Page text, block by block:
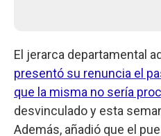
El jerarca departamental
presentó su renuncia el
que la misma no sería
desvinculado y esta
Además, añadió que el